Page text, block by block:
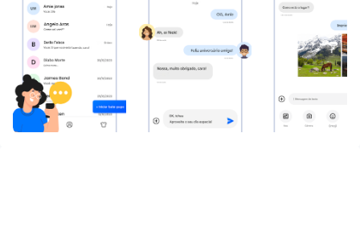
E a função de transferência de arquivos torna muito
fácil compartilhar imagens, vídeos e arquivos.
Baixe Mensagens e execute-o no seu PC. Desfrute da
tela grande e da alta qualidade do PC!
SMS Messenger📱 é um aplicativo de mensagens